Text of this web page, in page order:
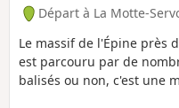
Départ à La Motte-
Le massif de l'Épine près
est parcouru par de
balisés ou non, c'est une